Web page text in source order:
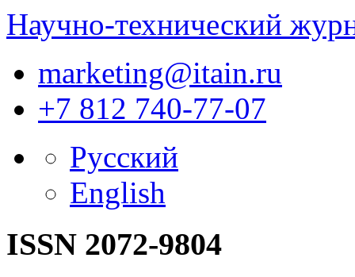
Научно-технический
marketing@itain.ru
+7 812 740-77-07
Русский
English
ISSN 2072-9804